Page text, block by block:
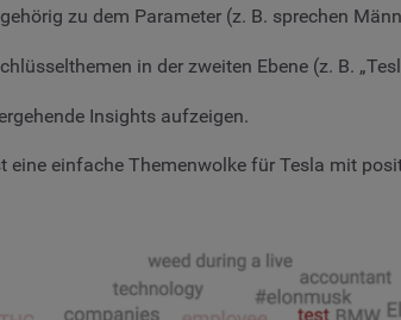
zu dem Parameter (z. B. sprechen
in der zweiten Ebene (z. B.
Insights aufzeigen.
eine einfache Themenwolke für Tesla mit